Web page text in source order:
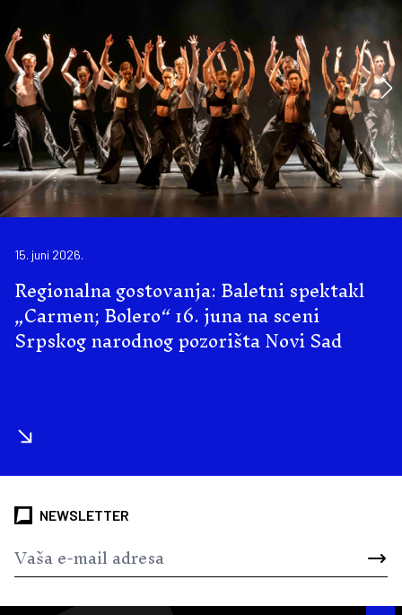
15. juni 2026.
Regionalna gostovanja: Baletni spektakl
„Carmen; Bolero“ 16. juna na sceni
Srpskog narodnog pozorišta Novi Sad
NEWSLETTER